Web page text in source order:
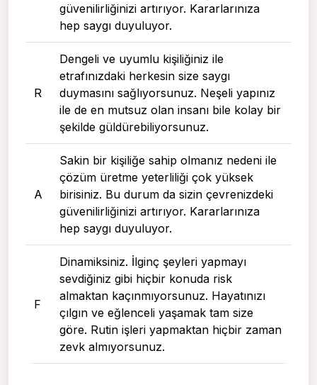
güvenilirliğinizi artırıyor. Kararlarınıza
hep saygı duyuluyor.
R
Dengeli ve uyumlu kişiliğiniz ile
etrafınızdaki herkesin size saygı
duymasını sağlıyorsunuz. Neşeli yapınız
ile de en mutsuz olan insanı bile kolay bir
şekilde güldürebiliyorsunuz.
A
Sakin bir kişiliğe sahip olmanız nedeni ile
çözüm üretme yeterliliği çok yüksek
birisiniz. Bu durum da sizin çevrenizdeki
güvenilirliğinizi artırıyor. Kararlarınıza
hep saygı duyuluyor.
F
Dinamiksiniz. İlginç şeyleri yapmayı
sevdiğiniz gibi hiçbir konuda risk
almaktan kaçınmıyorsunuz. Hayatınızı
çılgın ve eğlenceli yaşamak tam size
göre. Rutin işleri yapmaktan hiçbir zaman
zevk almıyorsunuz.